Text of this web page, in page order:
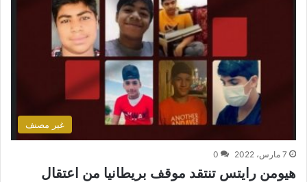
غير مصنف
7 مارس، 2022 0
هيومن رايتس تنتقد موقف بريطانيا من اعتقال